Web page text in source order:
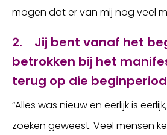
mogen dat er van mij nog veel
2. Jij bent vanaf het
betrokken bij het
terug op die
“Alles was nieuw en eerlijk is
zoeken geweest. Veel mensen